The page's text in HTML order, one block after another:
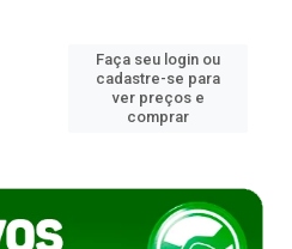
Faça seu login ou
cadastre-se para
ver preços e
comprar